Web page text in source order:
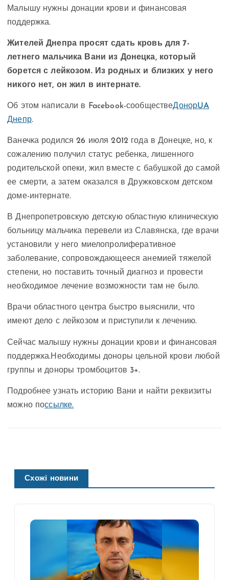
Малышу нужны донации крови и финансовая
поддержка.
Жителей Днепра просят сдать кровь для 7-
летнего мальчика Вани из Донецка, который
борется с лейкозом. Из родных и близких у него
никого нет, он жил в интернате.
Об этом написали в Facebook-сообществеДонорUA
Днепр.
Ванечка родился 26 июля 2012 года в Донецке, но, к
сожалению получил статус ребенка, лишенного
родительской опеки, жил вместе с бабушкой до самой
ее смерти, а затем оказался в Дружковском детском
доме-интернате.
В Днепропетровскую детскую областную клиническую
больницу мальчика перевели из Славянска, где врачи
установили у него миелопролиферативное
заболевание, сопровождающееся анемией тяжелой
степени, но поставить точный диагноз и провести
необходимое лечение возможности там не было.
Врачи областного центра быстро выяснили, что
имеют дело с лейкозом и приступили к лечению.
Сейчас малышу нужны донации крови и финансовая
поддержка.Необходимы доноры цельной крови любой
группы и доноры тромбоцитов 3+.
Подробнее узнать историю Вани и найти реквизиты
можно поссылке.
Схожі новини